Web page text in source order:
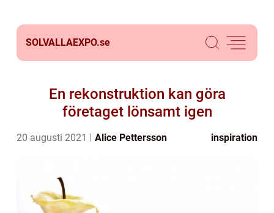
SOLVALLAEXPO.se
En rekonstruktion kan göra
företaget lönsamt igen
20 augusti 2021 Alice Pettersson inspiration